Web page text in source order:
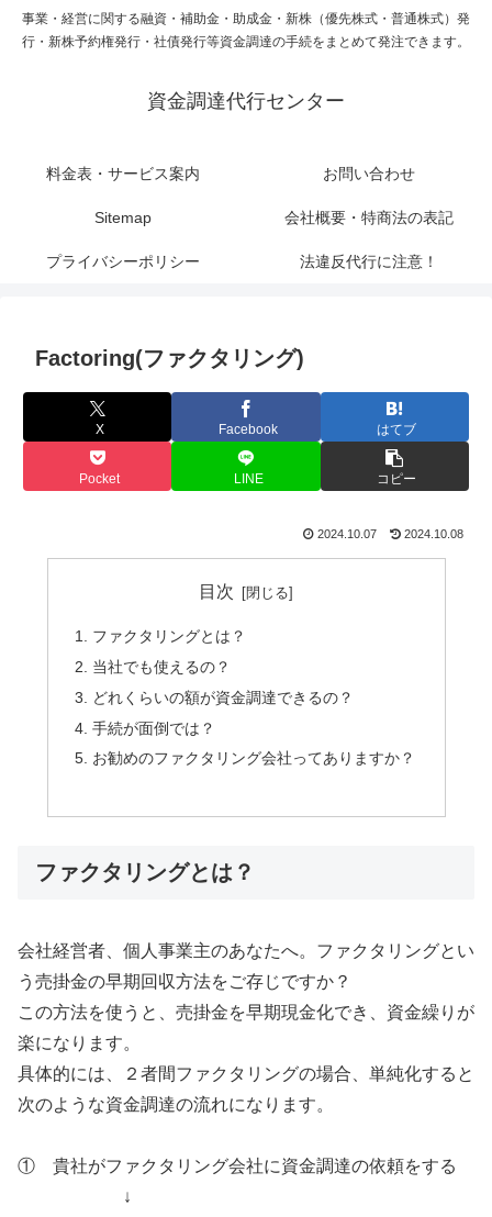
事業・経営に関する融資・補助金・助成金・新株（優先株式・普通株式）発
行・新株予約権発行・社債発行等資金調達の手続をまとめて発注できます。
資金調達代行センター
料金表・サービス案内 お問い合わせ
Sitemap 会社概要・特商法の表記
プライバシーポリシー 法違反代行に注意！
Factoring(ファクタリング)
X Facebook はてブ
Pocket LINE コピー
2024.10.07 2024.10.08
目次
ファクタリングとは？
当社でも使えるの？
どれくらいの額が資金調達できるの？
手続が面倒では？
お勧めのファクタリング会社ってありますか？
ファクタリングとは？
会社経営者、個人事業主のあなたへ。ファクタリングとい
う売掛金の早期回収方法をご存じですか？
この方法を使うと、売掛金を早期現金化でき、資金繰りが
楽になります。
具体的には、２者間ファクタリングの場合、単純化すると
次のような資金調達の流れになります。
① 貴社がファクタリング会社に資金調達の依頼をする
↓